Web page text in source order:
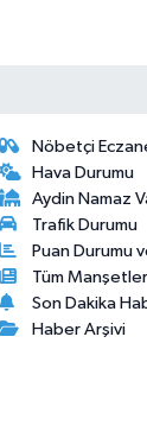
Nöbetçi
Hava Durumu
Aydin Namaz
Trafik Durumu
Puan Durumu
Tüm Manşetler
Son Dakika
Haber Arşivi